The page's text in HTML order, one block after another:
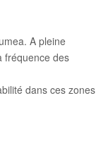
A pleine
fréquence des
dans ces zones